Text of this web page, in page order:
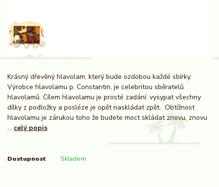
Krásný dřevěný hlavolam, který bude ozdobou každé sbírky.
Výrobce hlavolamu p. Constantin, je celebritou sběratelů
hlavolamů. Cílem hlavolamu je prosté zadání: vysypat všechny
dílky z podložky a posléze je opět naskládat zpět. Obtížnost
hlavolamu je zárukou toho že budete moct skládat znovu, znovu
... celý popis
Dostupnost Skladem